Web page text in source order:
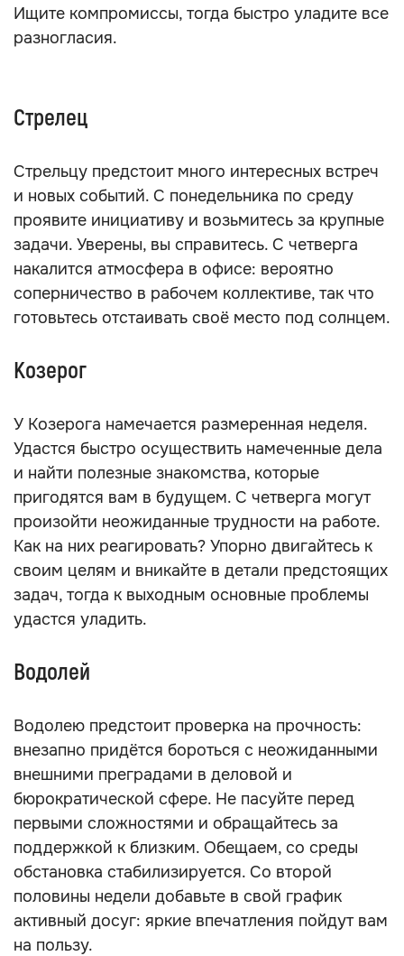
Ищите компромиссы, тогда быстро уладите все
разногласия.
Стрелец
Стрельцу предстоит много интересных встреч
и новых событий. С понедельника по среду
проявите инициативу и возьмитесь за крупные
задачи. Уверены, вы справитесь. С четверга
накалится атмосфера в офисе: вероятно
соперничество в рабочем коллективе, так что
готовьтесь отстаивать своё место под солнцем.
Козерог
У Козерога намечается размеренная неделя.
Удастся быстро осуществить намеченные дела
и найти полезные знакомства, которые
пригодятся вам в будущем. С четверга могут
произойти неожиданные трудности на работе.
Как на них реагировать? Упорно двигайтесь к
своим целям и вникайте в детали предстоящих
задач, тогда к выходным основные проблемы
удастся уладить.
Водолей
Водолею предстоит проверка на прочность:
внезапно придётся бороться с неожиданными
внешними преградами в деловой и
бюрократической сфере. Не пасуйте перед
первыми сложностями и обращайтесь за
поддержкой к близким. Обещаем, со среды
обстановка стабилизируется. Со второй
половины недели добавьте в свой график
активный досуг: яркие впечатления пойдут вам
на пользу.